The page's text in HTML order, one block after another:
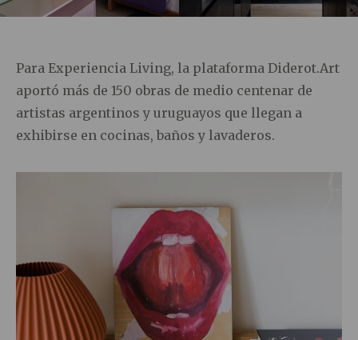
Para Experiencia Living, la plataforma Diderot.Art
aportó más de 150 obras de medio centenar de
artistas argentinos y uruguayos que llegan a
exhibirse en cocinas, baños y lavaderos.